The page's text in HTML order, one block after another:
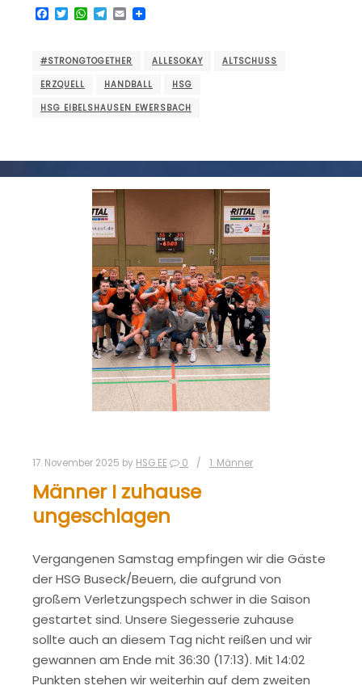
Facebook
TwitterWhatsApp
Telegram
Email
#STRONGTOGETHER ALLESOKAY
ALTSCHUSS
ERZQUELL
HANDBALL
HSG
HSG EIBELSHAUSEN EWERSBACH
17. November 2025 by HSG EE 0 1. Männer
Männer I zuhause
ungeschlagen
Vergangenen Samstag empfingen wir die Gäste
der HSG Buseck/Beuern, die aufgrund von
großem Verletzungspech schwer in die Saison
gestartet sind. Unsere Siegesserie zuhause
sollte auch an diesem Tag nicht reißen und wir
gewannen am Ende mit 36:30 (17:13). Mit 14:02
Punkten stehen wir weiterhin auf dem zweiten